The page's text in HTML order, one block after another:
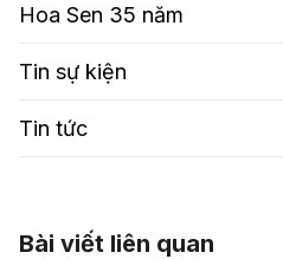
Hoa Sen 35 năm
Tin sự kiện
Tin tức
Bài viết liên quan